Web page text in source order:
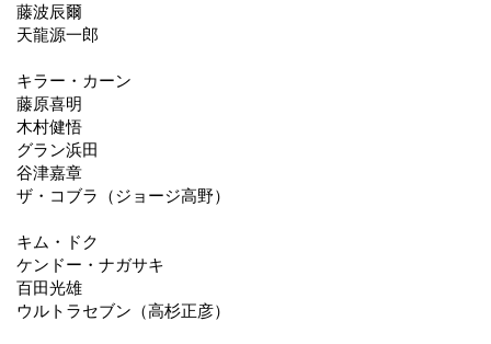
藤波辰爾
天龍源一郎
キラー・カーン
藤原喜明
木村健悟
グラン浜田
谷津嘉章
ザ・コブラ（ジョージ高野）
キム・ドク
ケンドー・ナガサキ
百田光雄
ウルトラセブン（高杉正彦）